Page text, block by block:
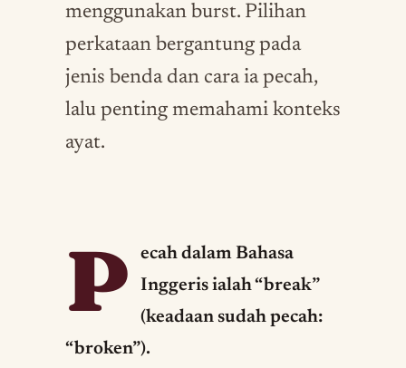
menggunakan burst. Pilihan
perkataan bergantung pada
jenis benda dan cara ia pecah,
lalu penting memahami konteks
ayat.
P
ecah dalam Bahasa
Inggeris ialah “break”
(keadaan sudah pecah:
“broken”).